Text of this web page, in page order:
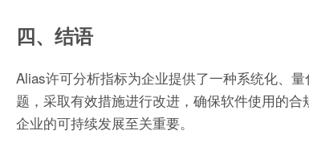
四、结语
Alias许可分析指标为企业提供了一种系统化、
题，采取有效措施进行改进，确保软件使用的
企业的可持续发展至关重要。